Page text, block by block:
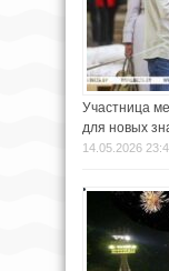
Участница
для новых
14.05.2026